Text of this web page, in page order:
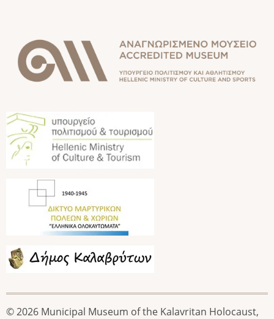
Image
Image
Image
© 2026 Municipal Museum of the Kalavritan Holocaust,